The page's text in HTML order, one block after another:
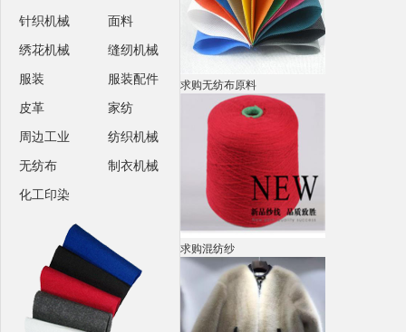
针织机械 面料
绣花机械 缝纫机械
服装 服装配件
皮革 家纺
周边工业 纺织机械
无纺布 制衣机械
化工印染
求购无纺布原料
求购混纺纱